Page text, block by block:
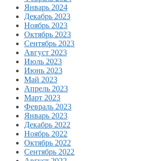
Январь 2024
Декабрь 2023
Ноябрь 2023
Октябрь 2023
Сентябрь 2023
Август 2023
Июль 2023
Июнь 2023
Май 2023
Апрель 2023
Март 2023
Февраль 2023
Январь 2023
Декабрь 2022
Ноябрь 2022
Октябрь 2022
Сентябрь 2022